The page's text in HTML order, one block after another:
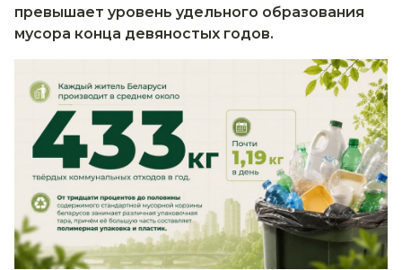
превышает уровень удельного образования
мусора конца девяностых годов.